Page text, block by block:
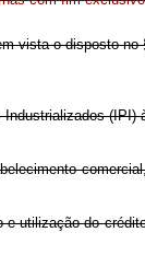
o disposto no
utilização do